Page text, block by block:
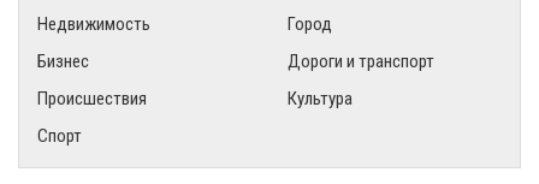
Недвижимость
Город
Бизнес
Дороги и транспорт
Происшествия
Культура
Спорт